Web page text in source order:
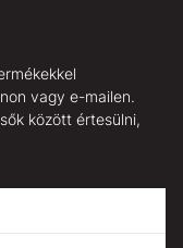
vagy e-mailen.
között értesülni,